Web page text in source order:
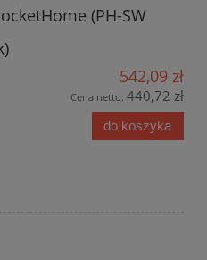
(PH-SW
542,09 zł
Cena netto: 440,72 zł
do koszyka